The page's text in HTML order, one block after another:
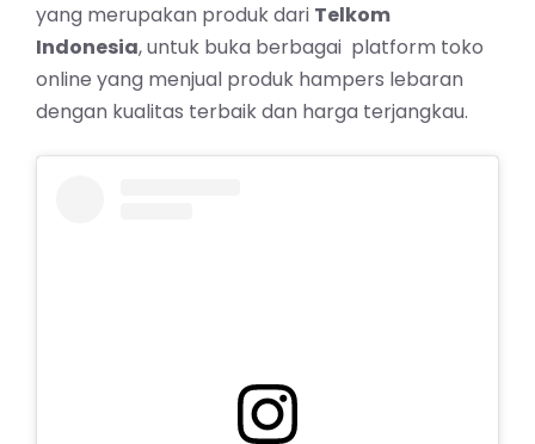
yang merupakan produk dari Telkom
Indonesia, untuk buka berbagai platform toko
online yang menjual produk hampers lebaran
dengan kualitas terbaik dan harga terjangkau.